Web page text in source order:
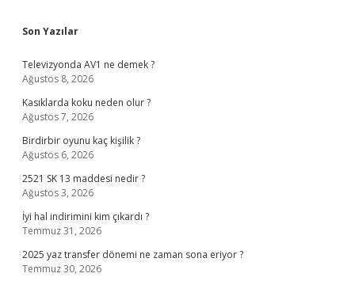
Sidebar
Son Yazılar
Televizyonda AV1 ne demek ?
Ağustos 8, 2026
Kasıklarda koku neden olur ?
Ağustos 7, 2026
Birdirbir oyunu kaç kişilik ?
Ağustos 6, 2026
2521 SK 13 maddesi nedir ?
Ağustos 3, 2026
İyi hal indirimini kim çıkardı ?
Temmuz 31, 2026
2025 yaz transfer dönemi ne zaman sona eriyor ?
Temmuz 30, 2026